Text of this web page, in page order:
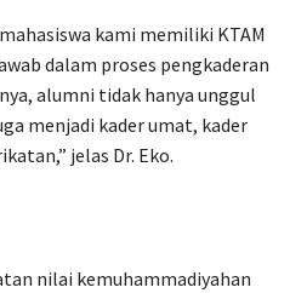
kami memiliki KTAM
dalam proses pengkaderan
alumni tidak hanya unggul
menjadi kader umat, kader
jelas Dr. Eko.
nilai kemuhammadiyahan